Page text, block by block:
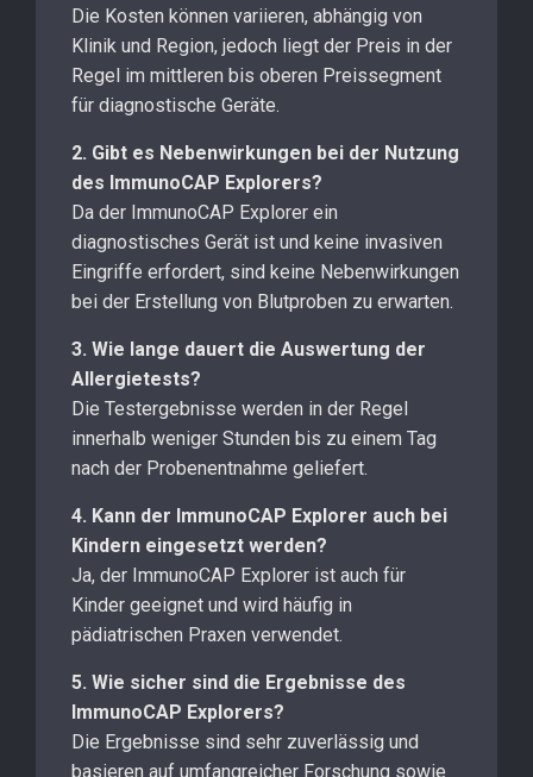
Die Kosten können variieren, abhängig von
Klinik und Region, jedoch liegt der Preis in der
Regel im mittleren bis oberen Preissegment
für diagnostische Geräte.
2. Gibt es Nebenwirkungen bei der Nutzung
des ImmunoCAP Explorers?
Da der ImmunoCAP Explorer ein
diagnostisches Gerät ist und keine invasiven
Eingriffe erfordert, sind keine Nebenwirkungen
bei der Erstellung von Blutproben zu erwarten.
3. Wie lange dauert die Auswertung der
Allergietests?
Die Testergebnisse werden in der Regel
innerhalb weniger Stunden bis zu einem Tag
nach der Probenentnahme geliefert.
4. Kann der ImmunoCAP Explorer auch bei
Kindern eingesetzt werden?
Ja, der ImmunoCAP Explorer ist auch für
Kinder geeignet und wird häufig in
pädiatrischen Praxen verwendet.
5. Wie sicher sind die Ergebnisse des
ImmunoCAP Explorers?
Die Ergebnisse sind sehr zuverlässig und
basieren auf umfangreicher Forschung sowie